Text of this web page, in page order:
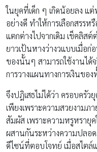
ในยุคที่เด็ก ๆ เกิดน้อยลง แ
อย่างดี ทำให้การเลือกสรร
แตกต่างไปจากเดิม เช็คลิส
ยาวเป้นหางว่างวแบบเมื่อก่
ของนั้นๆ สามารถใช้งานได้
การวางแผนทางการเงินของ
จึงปฎิเสธไม่ได้ว่า ครอบครั
เพียงเพราะความสวยงามภ
สัมผัส เพราะความหรูหรายุ
ผสานกันระหว่างความปลอ
ดีไซน์ที่ตอบโจทย์ เมื่อสไตล์